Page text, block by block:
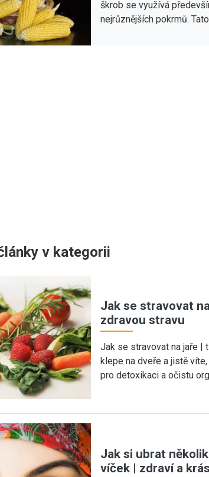
škrob se využívá
nejrůznějších pokrmů.
v kategorii
Jak se stravovat
zdravou stravu
Jak se stravovat na jaře |
klepe na dveře a jistě
pro detoxikaci a očistu
Jak si ubrat
víček | zdraví a